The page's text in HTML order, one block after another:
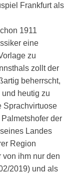
Frankfurt als
1911
eine
zu
zollt der
beherrscht,
heutig zu
Sprachvirtuose
der
Landes
Region
von ihm nur den
2019) und als